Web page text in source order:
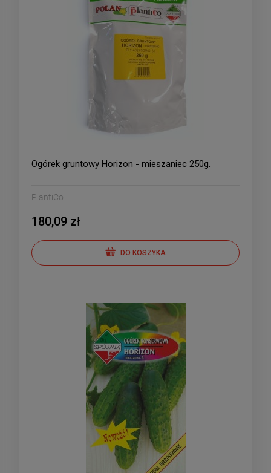
Ogórek gruntowy Horizon - mieszaniec 250g.
PlantiCo
180,09 zł
DO KOSZYKA